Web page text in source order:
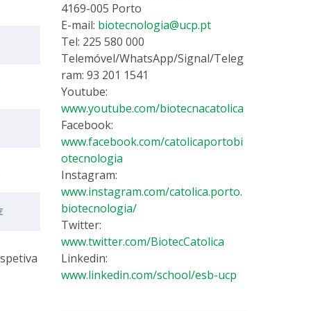
4169-005 Porto
E-mail: biotecnologia@ucp.pt
Tel: 225 580 000
Telemóvel/WhatsApp/Signal/Teleg
ram: 93 201 1541
Youtube:
www.youtube.com/biotecnacatolica
Facebook:
www.facebook.com/catolicaportobi
otecnologia
Instagram:
www.instagram.com/catolica.porto.
biotecnologia/
Twitter:
www.twitter.com/BiotecCatolica
Linkedin:
www.linkedin.com/school/esb-ucp